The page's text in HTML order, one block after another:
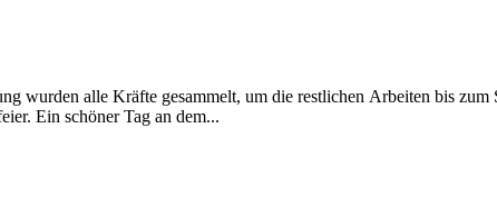
wurden alle Kräfte gesammelt, um die restlichen Arbeiten bis
Ein schöner Tag an dem...